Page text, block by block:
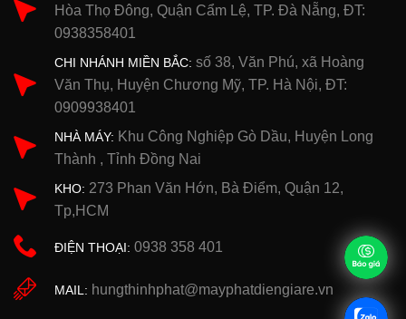
Hòa Thọ Đông, Quận Cẩm Lệ, TP. Đà Nẵng, ĐT:
0938358401
CHI NHÁNH MIỀN BẮC: số 38, Văn Phú, xã Hoàng
Văn Thụ, Huyện Chương Mỹ, TP. Hà Nội, ĐT:
0909938401
NHÀ MÁY: Khu Công Nghiệp Gò Dầu, Huyện Long
Thành , Tỉnh Đồng Nai
KHO: 273 Phan Văn Hớn, Bà Điểm, Quận 12,
Tp,HCM
ĐIỆN THOẠI: 0938 358 401
MAIL: hungthinhphat@mayphatdiengiare.vn